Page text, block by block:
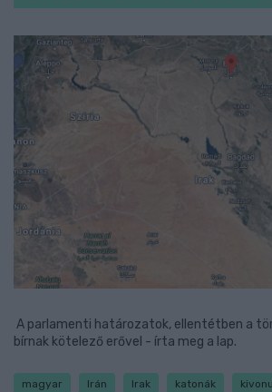
A parlamenti határozatok, ellentétben a
bírnak kötelező erővel - írta meg a lap.
magyar Irán Irak katonák